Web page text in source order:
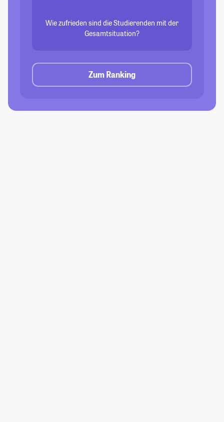
Wie zufrieden sind die Studierenden mit der
Gesamtsituation?
Zum Ranking